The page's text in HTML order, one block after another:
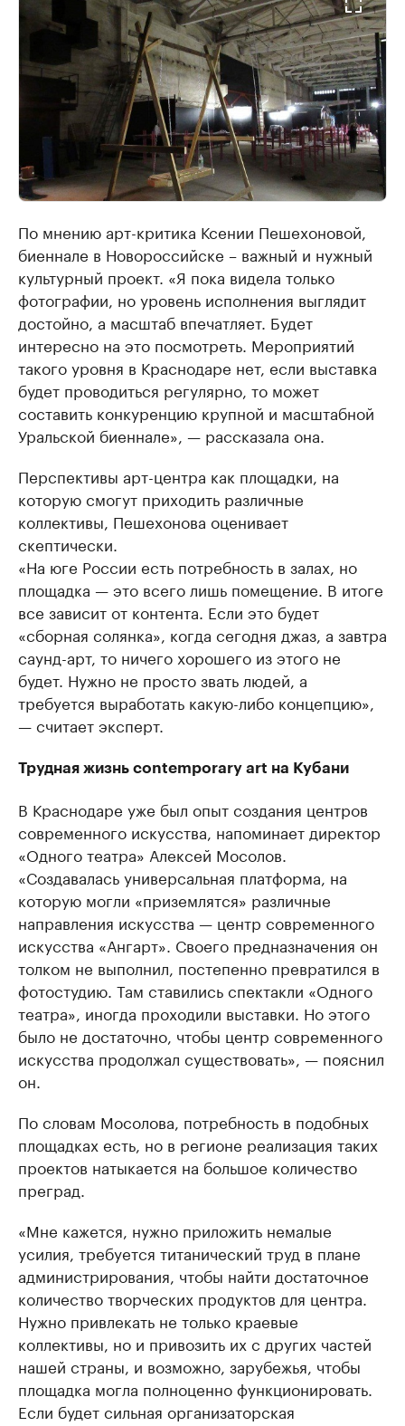
По мнению арт-критика Ксении Пешехоновой,
биеннале в Новороссийске – важный и нужный
культурный проект. «Я пока видела только
фотографии, но уровень исполнения выглядит
достойно, а масштаб впечатляет. Будет
интересно на это посмотреть. Мероприятий
такого уровня в Краснодаре нет, если выставка
будет проводиться регулярно, то может
составить конкуренцию крупной и масштабной
Уральской биеннале», — рассказала она.
Перспективы арт-центра как площадки, на
которую смогут приходить различные
коллективы, Пешехонова оценивает
скептически.
«На юге России есть потребность в залах, но
площадка — это всего лишь помещение. В итоге
все зависит от контента. Если это будет
«сборная солянка», когда сегодня джаз, а завтра
саунд-арт, то ничего хорошего из этого не
будет. Нужно не просто звать людей, а
требуется выработать какую-либо концепцию»,
— считает эксперт.
Трудная жизнь contemporary art на Кубани
В Краснодаре уже был опыт создания центров
современного искусства, напоминает директор
«Одного театра» Алексей Мосолов.
«Создавалась универсальная платформа, на
которую могли «приземлятся» различные
направления искусства — центр современного
искусства «Ангарт». Своего предназначения он
толком не выполнил, постепенно превратился в
фотостудию. Там ставились спектакли «Одного
театра», иногда проходили выставки. Но этого
было не достаточно, чтобы центр современного
искусства продолжал существовать», — пояснил
он.
По словам Мосолова, потребность в подобных
площадках есть, но в регионе реализация таких
проектов натыкается на большое количество
преград.
«Мне кажется, нужно приложить немалые
усилия, требуется титанический труд в плане
администрирования, чтобы найти достаточное
количество творческих продуктов для центра.
Нужно привлекать не только краевые
коллективы, но и привозить их с других частей
нашей страны, и возможно, зарубежья, чтобы
площадка могла полноценно функционировать.
Если будет сильная организаторская